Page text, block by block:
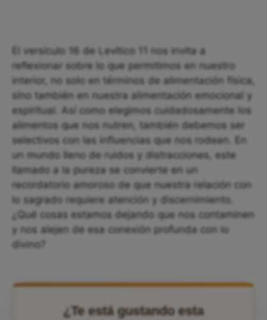
El versículo 16 de Levítico 11 nos invita a
reflexionar sobre lo que permitimos en nuestro
interior, no solo en términos de alimentación física,
sino también en nuestra alimentación emocional y
espiritual. Así como elegimos cuidadosamente los
alimentos que nos nutren, también debemos ser
selectivos con las influencias que nos rodean. En
un mundo lleno de ruidos y distracciones, este
llamado a la pureza se convierte en un
recordatorio amoroso de que nuestra relación con
lo sagrado requiere atención y discernimiento.
¿Qué cosas estamos dejando que nos contaminen
y nos alejen de esa conexión profunda con lo
divino?
¿Te está gustando esta